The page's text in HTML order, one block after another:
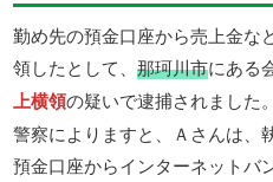
勤め先の預金口座から売上金な
領したとして、那珂川市にある
上横領の疑いで逮捕されました。
警察によりますと、Ａさんは、
預金口座からインターネットバ